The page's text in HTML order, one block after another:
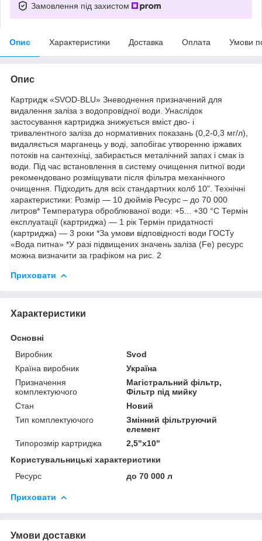
Замовлення під захистом
Опис Характеристики Доставка Оплата Умови
Опис
Картридж «SVOD-BLU» Зневоднення призначений для
видалення заліза з водопровідної води. Унаслідок
застосування картриджа знижується вміст дво- і
тривалентного заліза до нормативних показань (0,2-0,3 мг/л),
видаляється марганець у воді, запобігає утворенню іржавих
потоків на сантехніці, забирається металічний запах і смак із
води. Під час встановлення в систему очищення питної води
рекомендовано розміщувати після фільтра механічного
очищення. Підходить для всіх стандартних колб 10". Технічні
характеристики: Розмір — 10 дюймів Ресурс – до 70 000
литров* Температура оброблюваної води: +5... +30 °С Термін
експлуатації (картриджа) — 1 рік Термін придатності
(картриджа) — 3 роки *За умови відповідності води ГОСТу
«Вода питна» *У разі підвищених значень заліза (Fe) ресурс
можна визначити за графіком на рис. 2
Приховати
Характеристики
Основні
Виробник
Svod
Країна виробник
Україна
Призначення
комплектуючого
Магістральний фільтр,
Фільтр під мийку
Стан
Новий
Тип комплектуючого
Змінний фільтруючий
елемент
Типорозмір картриджа
2,5"х10"
Користувальницькі характеристики
Ресурс
до 70 000 л
Приховати
Умови доставки